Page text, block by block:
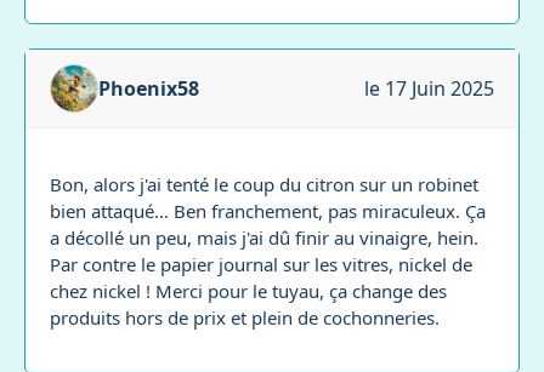
Phoenix58 le 17 Juin 2025
Bon, alors j'ai tenté le coup du citron sur un robinet
bien attaqué... Ben franchement, pas miraculeux. Ça
a décollé un peu, mais j'ai dû finir au vinaigre, hein.
Par contre le papier journal sur les vitres, nickel de
chez nickel ! Merci pour le tuyau, ça change des
produits hors de prix et plein de cochonneries.